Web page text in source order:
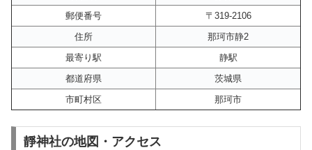
郵便番号
〒319-2106
住所
那珂市静2
最寄り駅
静駅
都道府県
茨城県
市町村区
那珂市
靜神社の地図・アクセス